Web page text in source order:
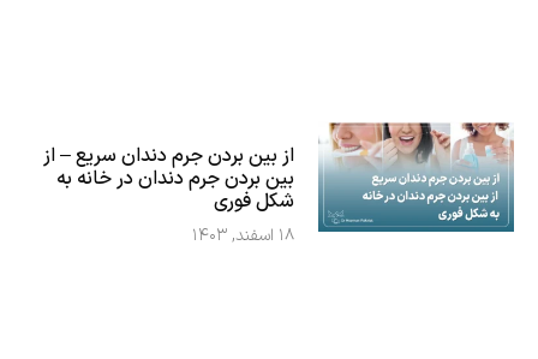
از بین بردن جرم دندان سریع – از
بین بردن جرم دندان در خانه به
شکل فوری
۱۸ اسفند, ۱۴۰۳